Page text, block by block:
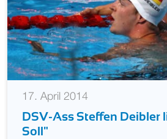
17. April 2014
DSV-Ass Steffen Deibler
Soll"